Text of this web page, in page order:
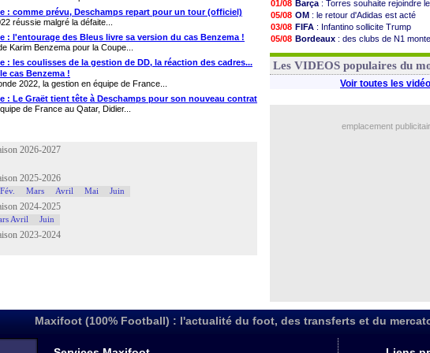
: comme prévu, Deschamps repart pour un tour (officiel)
réussie malgré la défaite...
: l'entourage des Bleus livre sa version du cas Benzema !
Karim Benzema pour la Coupe...
: les coulisses de la gestion de DD, la réaction des cadres...
cas Benzema !
2022, la gestion en équipe de France...
: Le Graët tient tête à Deschamps pour son nouveau contrat
de France au Qatar, Didier...
2026-2027
2025-2026
Mars Avril Mai Juin
2024-2025
Avril Juin
2023-2024
01/08 Barça : Torres souhaite rejoindre
05/08 OM : le retour d'Adidas est acté
03/08 FIFA : Infantino sollicite Trump
05/08 Bordeaux : des clubs de N1
03/08 Real: le démenti de Leipzig pour
Les VIDEOS populaires du
Voir toutes les
emplacement
Maxifoot (100% Football) : l'actualité du foot, des transferts et du